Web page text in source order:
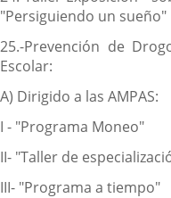
"Persiguiendo un sueño"
25.-Prevención de
Escolar:
A) Dirigido a las AMPAS:
I - "Programa Moneo"
II- "Taller de
III- "Programa a tiempo"